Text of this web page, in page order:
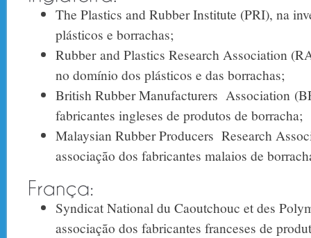
The Plastics and Rubber Institute (PRI), na
plásticos e borrachas;
Rubber and Plastics Research Association
no domínio dos plásticos e das borrachas;
British Rubber Manufactu­rers Association
fabricantes ingleses de produtos de borracha;
Malaysian Rubber Producers Research
associação dos fabricantes malaios de
Syndicat National du Caoutchouc et des
associação dos fabricantes franceses de